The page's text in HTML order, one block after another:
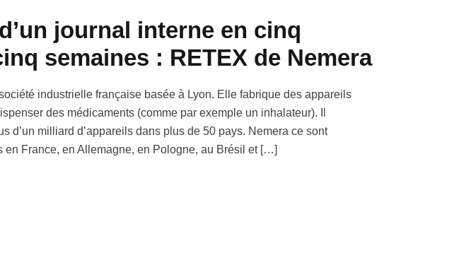
journal interne en cinq
semaines : RETEX de Nemera
industrielle française basée à Lyon. Elle fabrique des appareils
des médicaments (comme par exemple un inhalateur). Il
d’un milliard d’appareils dans plus de 50 pays. Nemera ce sont
en France, en Allemagne, en Pologne, au Brésil et […]